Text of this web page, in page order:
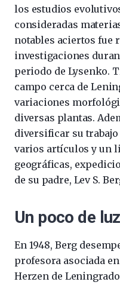
los estudios
consideradas
notables aciertos fue
investigaciones
periodo de Lysenko.
campo cerca de
variaciones
diversas plantas.
diversificar su
varios artículos y un
geográficas,
de su padre, Lev S.
Un poco de luz
En 1948, Berg
profesora asociada
Herzen de